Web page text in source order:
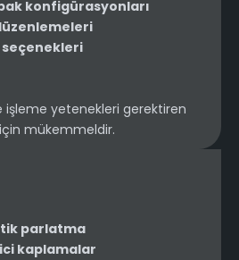
konfigürasyonları
işleme yetenekleri gerektiren
mükemmeldir.
parlatma
kaplamalar